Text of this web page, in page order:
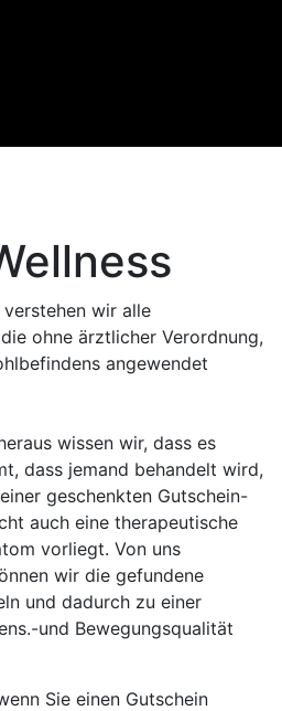
wir alle
ohne ärztlicher Verordnung,
angewendet
wissen wir, dass es
dass jemand behandelt wird,
geschenkten Gutschein-
auch eine therapeutische
vorliegt. Von uns
wir die gefundene
und dadurch zu einer
und Bewegungsqualität
Sie einen Gutschein